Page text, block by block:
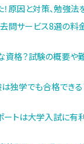
原因と対策、勉強法
問サービス8選の料
資格？試験の概要や
独学でも合格できる
ートは大学入試に有